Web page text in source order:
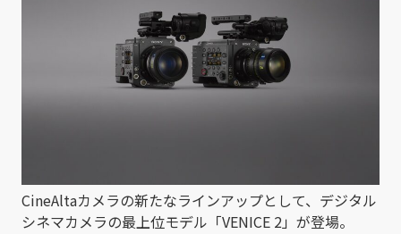
CineAltaカメラの新たなラインアップとして、デジタル
シネマカメラの最上位モデル「VENICE 2」が登場。